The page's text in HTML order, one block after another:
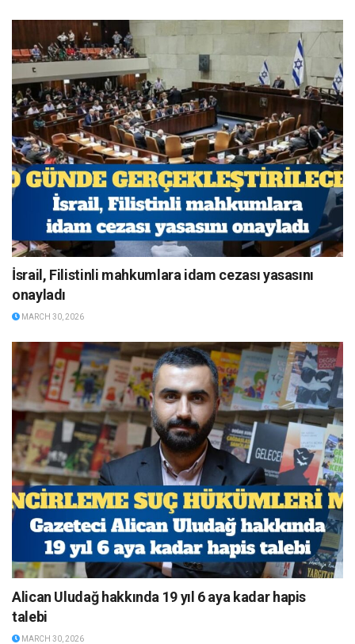
İsrail, Filistinli mahkumlara idam cezası yasasını
onayladı
MARCH 30, 2026
Alican Uludağ hakkında 19 yıl 6 aya kadar hapis
talebi
MARCH 30, 2026